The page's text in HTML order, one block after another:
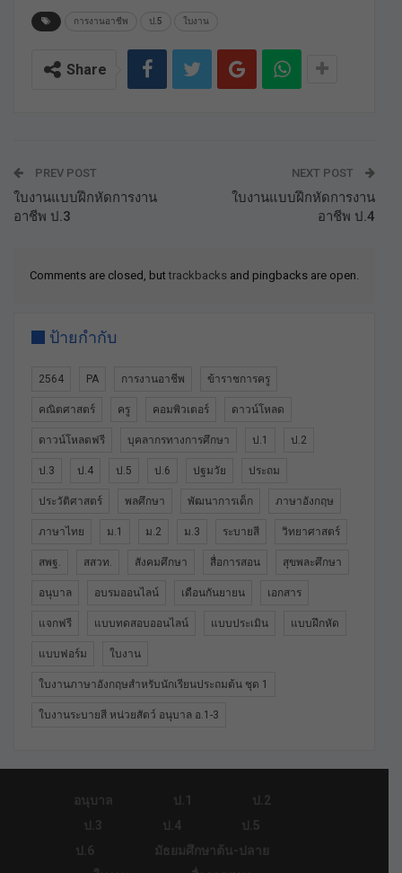
การงานอาชีพ ป.5 ใบงาน
Share
PREV POST
ใบงานแบบฝึกหัดการงาน
อาชีพ ป.3
NEXT POST
ใบงานแบบฝึกหัดการงาน
อาชีพ ป.4
Comments are closed, buttrackbacks and pingbacks are open.
ป้ายกำกับ
2564 PA การงานอาชีพ ข้าราชการครู
คณิตศาสตร์ ครู คอมพิวเตอร์ ดาวน์โหลด
ดาวน์โหลดฟรี บุคลากรทางการศึกษา ป.1 ป.2
ป.3 ป.4 ป.5 ป.6 ปฐมวัย ประถม
ประวัติศาสตร์ พลศึกษา พัฒนาการเด็ก ภาษาอังกฤษ
ภาษาไทย ม.1 ม.2 ม.3 ระบายสี วิทยาศาสตร์
สพฐ. สสวท. สังคมศึกษา สื่อการสอน สุขพละศึกษา
อนุบาล อบรมออนไลน์ เดือนกันยายน เอกสาร
แจกฟรี แบบทดสอบออนไลน์ แบบประเมิน แบบฝึกหัด
แบบฟอร์ม ใบงาน
ใบงานภาษาอังกฤษสำหรับนักเรียนประถมต้น ชุด 1
ใบงานระบายสี หน่วยสัตว์ อนุบาล อ.1-3
อนุบาล ป.1
ป.2
ป.3
ป.4
ป.5
ป.6
มัธยมศึกษาต้น-ปลาย